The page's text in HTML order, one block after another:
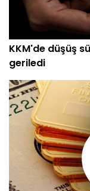
KKM'de düşüş
geriledi